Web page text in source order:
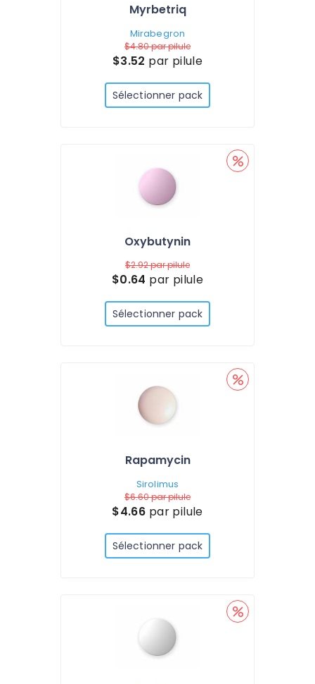
Myrbetriq
Mirabegron
$4.80par pilule
$3.52 par pilule
Sélectionner pack
Oxybutynin
$2.92par pilule
$0.64 par pilule
Sélectionner pack
Rapamycin
Sirolimus
$6.60par pilule
$4.66 par pilule
Sélectionner pack